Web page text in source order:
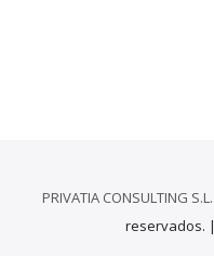
PRIVATIA CONSULTING S.L.
reservados. |